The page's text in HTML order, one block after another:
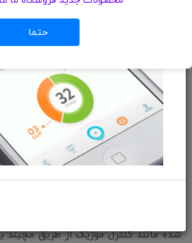
فرق مچ بند با ساعت هوشمند در
دسته‌بندی مختلف مقایسه کنیم، یکی
بندهای سلامتی هم‌قیمت هستند و
هوشمند پرچمدار قرار می‌گیرند.
خیلی تفاوتی بین قابلیت‌ها و امکانات
محصول به شما امکان می‌دهند تا به
شده مانند کنترل موزیک از طریق مچبند
حتما